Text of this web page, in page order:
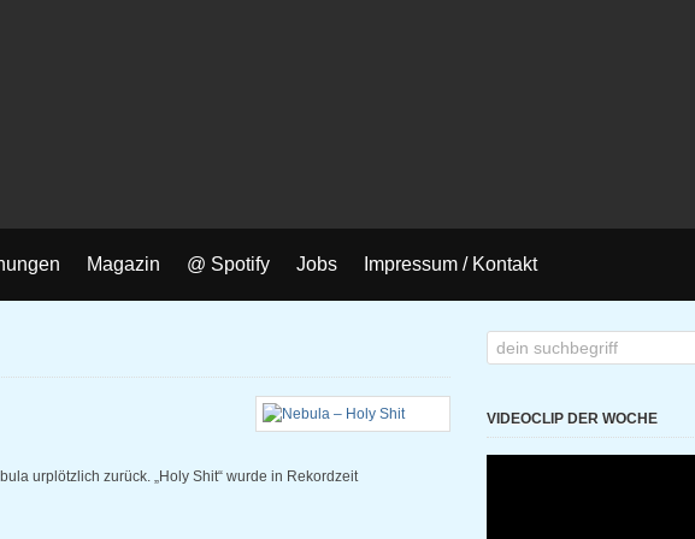
Magazin @ Spotify Jobs Impressum / Kontakt
urplötzlich zurück. „Holy Shit“ wurde in Rekordzeit
VIDEOCLIP DER WOCHE